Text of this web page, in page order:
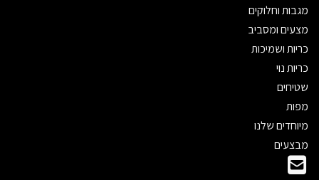
מגבות וחלוקים
מצעים ומסביב
כריות ושמיכות
כריות נוי
שטיחים
מפות
מיוחדים שלנו
מבצעים